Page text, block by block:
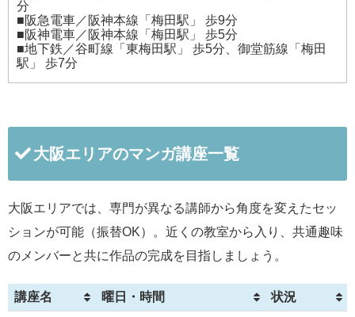
分
■阪急電車／阪神本線「梅田駅」 歩9分
■阪神電車／阪神本線「梅田駅」 歩5分
■地下鉄／谷町線「東梅田駅」 歩5分、御堂筋線「梅田
駅」 歩7分
大阪エリアのマンガ講座一覧
大阪エリアでは、専門が異なる講師から角度を変えたセッ
ションが可能（振替OK）。近くの教室から入り、共通趣味
のメンバーと共に作品の完成を目指しましょう。
講座名 曜日・時間 状況